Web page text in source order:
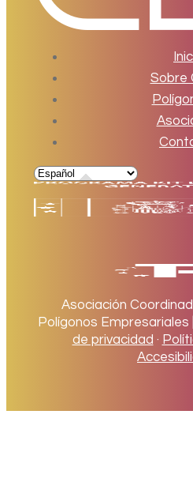
Sobre
Asociación
Polígonos Empresariales |
de privacidad ·